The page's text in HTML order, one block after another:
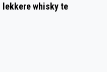
lekkere whisky te